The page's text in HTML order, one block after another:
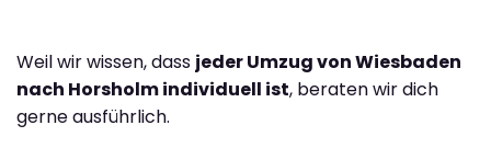
Weil wir wissen, dass jeder Umzug von Wiesbaden
nach Horsholm individuell ist, beraten wir dich
gerne ausführlich.